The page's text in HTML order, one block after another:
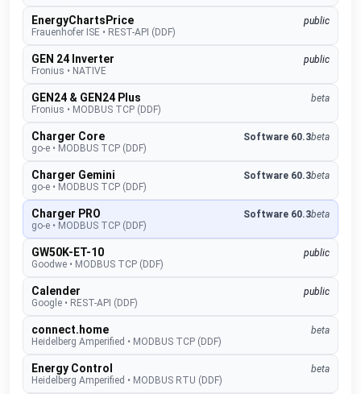
EnergyChartsPrice
public
Frauenhofer ISE • REST-API (DDF)
GEN 24 Inverter
public
Fronius • NATIVE
GEN24 & GEN24 Plus
beta
Fronius • MODBUS TCP (DDF)
Charger Core Software 60.3beta
go-e • MODBUS TCP (DDF)
Charger Gemini Software 60.3beta
go-e • MODBUS TCP (DDF)
Charger PRO Software 60.3beta
go-e • MODBUS TCP (DDF)
GW50K-ET-10
public
Goodwe • MODBUS TCP (DDF)
Calender
public
Google • REST-API (DDF)
connect.home
beta
Heidelberg Amperified • MODBUS TCP (DDF)
Energy Control
beta
Heidelberg Amperified • MODBUS RTU (DDF)